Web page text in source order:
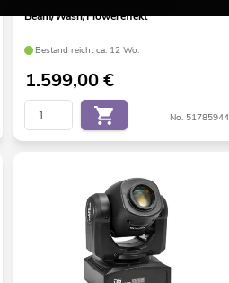
Beam/Wash/Flowereffekt
Bestand reicht ca. 12 Wo.
1.599,00€
No. 51785944